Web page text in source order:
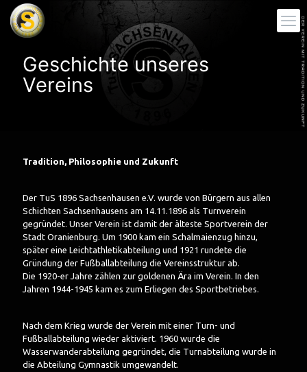
Geschichte unseres
Vereins
Tradition, Philosophie und Zukunft
Der TuS 1896 Sachsenhausen e.V. wurde von Bürgern aus allen
Schichten Sachsenhausens am 14.11.1896 als Turnverein
gegründet. Unser Verein ist damit der älteste Sportverein der
Stadt Oranienburg. Um 1900 kam ein Schalmaienzug hinzu,
später eine Leichtathletikabteilung und 1921 rundete die
Gründung der Fußballabteilung die Vereinsstruktur ab.
Die 1920-er Jahre zählen zur goldenen Ära im Verein. In den
Jahren 1944-1945 kam es zum Erliegen des Sportbetriebes.
Nach dem Krieg wurde der Verein mit einer Turn- und
Fußballabteilung wieder aktiviert. 1960 wurde die
Wasserwanderabteilung gegründet, die Turnabteilung wurde in
die Abteilung Gymnastik umgewandelt.